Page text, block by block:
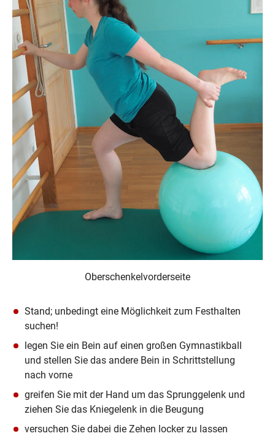
Oberschenkelvorderseite
Stand; unbedingt eine Möglichkeit zum Festhalten
suchen!
legen Sie ein Bein auf einen großen Gymnastikball
und stellen Sie das andere Bein in Schrittstellung
nach vorne
greifen Sie mit der Hand um das Sprunggelenk und
ziehen Sie das Kniegelenk in die Beugung
versuchen Sie dabei die Zehen locker zu lassen